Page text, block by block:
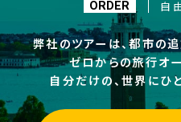
ORDER 自
弊社のツアーは、都市の
ゼロからの旅行オ
自分だけの、世界にひ